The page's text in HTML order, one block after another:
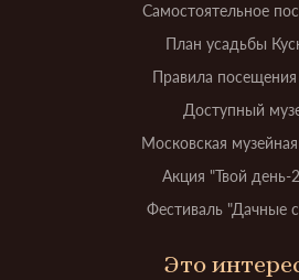
Самостоятельное
План усадьбы
Правила посещения
Доступный
Московская
Акция "Твой день-
Фестиваль "Дачные
Это